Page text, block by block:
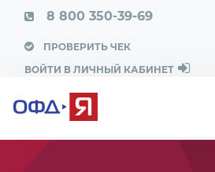
8 800 350-39-69
ПРОВЕРИТЬ ЧЕК
ВОЙТИ В ЛИЧНЫЙ КАБИНЕТ